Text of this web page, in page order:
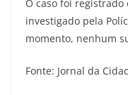
O caso foi
investigado pela
momento, nenhum
Fonte: Jornal da